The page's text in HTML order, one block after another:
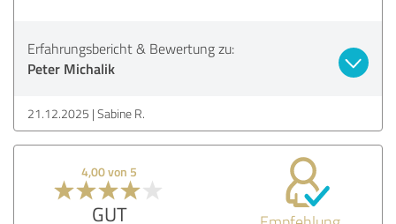
Erfahrungsbericht & Bewertung zu:
Peter Michalik
21.12.2025 Sabine R.
4,00 von 5
GUT